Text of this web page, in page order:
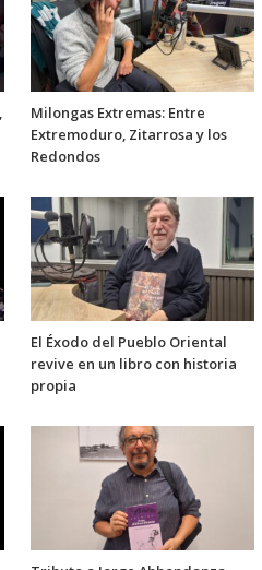
Milongas Extremas: Entre
Extremoduro, Zitarrosa y los
Redondos
El Éxodo del Pueblo Oriental
revive en un libro con historia
propia